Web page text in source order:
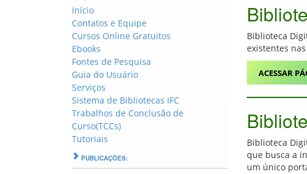
Início
Contatos e Equipe
Cursos Online Gratuitos
Ebooks
Fontes de Pesquisa
Guia do Usuário
Serviços
Sistema de Bibliotecas IFC
Trabalhos de Conclusão de
Curso(TCCs)
Tutoriais
PUBLICAÇÕES:
Biblioteca
existentes
ACESSAR
Biblioteca
que busca a
um único